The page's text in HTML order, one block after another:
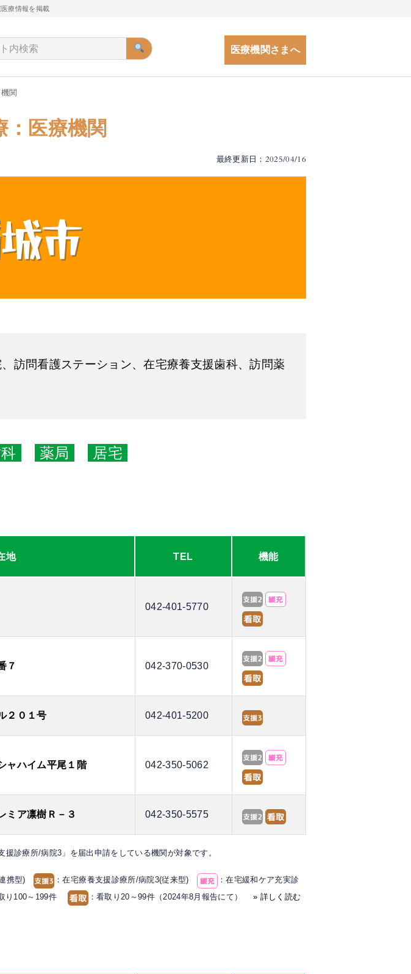
療情報を掲載
医療機関さまへ
関
：医療機関
最終更新日：2025/04/16
訪問看護ステーション、在宅療養支援歯科、訪問薬
薬局 居宅
地 TEL 機能
042-401-5770
７ 042-370-0530
２０１号 042-401-5200
ャハイム平尾１階 042-350-5062
ア凛樹Ｒ－３ 042-350-5575
診療所/病院3」を届出申請をしている機関が対象です。
携型) ：在宅療養支援診療所/病院3(従来型)
：在宅緩和ケア充実診
り100～199件 ：看取り20～99件（2024年8月報告にて）» 詳しく読む